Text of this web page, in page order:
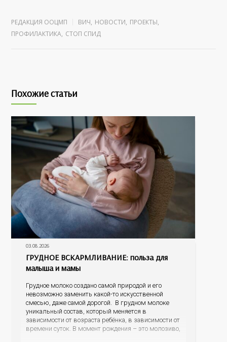
РЕДАКЦИЯ ООЦМП ВИЧ, НОВОСТИ, ПРОЕКТЫ,
ПРОФИЛАКТИКА, СТОП СПИД
Похожие статьи
03.08.2026
ГРУДНОЕ ВСКАРМЛИВАНИЕ: польза для
малыша и мамы
Грудное молоко создано самой природой и его
невозможно заменить какой-то искусственной
смесью, даже самой дорогой. В грудном молоке
уникальный состав, который меняется в
зависимости от возраста ребёнка, в зависимости от
времени суток. В момент рождения – это молозиво,